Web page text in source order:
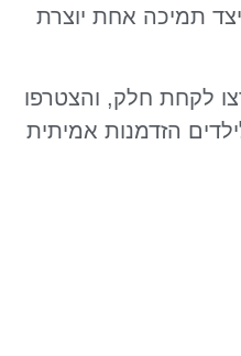
תמיכה אחת יוצרת
לקחת חלק, והצטרפו
הזדמנות אמיתית